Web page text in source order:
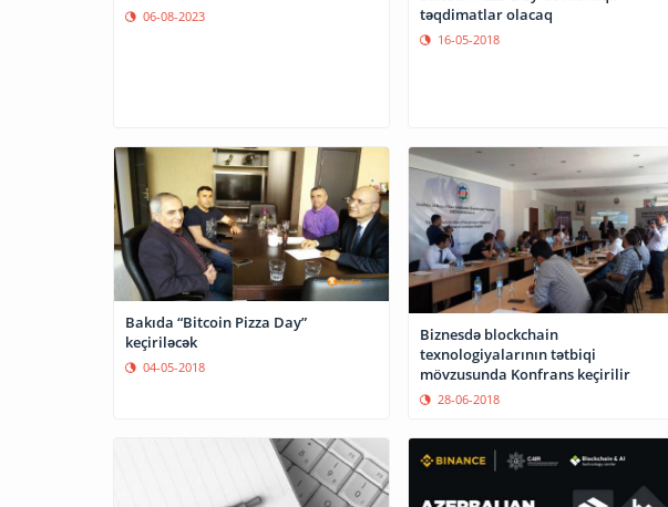
06-08-2023
təqdimatlar olacaq
16-05-2018
Bakıda “Bitcoin Pizza Day”
keçiriləcək
04-05-2018
Biznesdə blockchain
texnologiyalarının tətbiqi
mövzusunda Konfrans keçirilir
28-06-2018